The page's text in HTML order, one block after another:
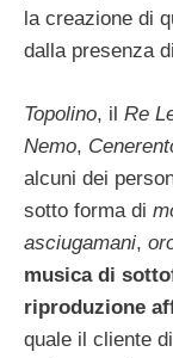
la creazione di
dalla presenza
Topolino, il Re
Nemo,
alcuni dei
sotto forma di
asciugamani,
musica di
riproduzione
quale il cliente